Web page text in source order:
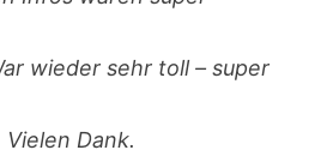
wieder sehr toll – super
Vielen Dank.